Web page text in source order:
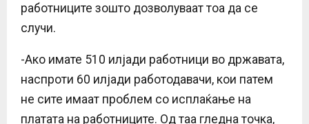
работниците зошто дозволуваат тоа да се
случи.
-Ако имате 510 илјади работници во државата,
наспроти 60 илјади работодавачи, кои патем
не сите имаат проблем со исплаќање на
платата на работниците. Од таа гледна точка,